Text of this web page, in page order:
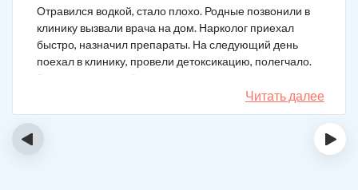
Отравился водкой, стало плохо. Родные позвонили в
клинику вызвали врача на дом. Нарколог приехал
быстро, назначил препараты. На следующий день
поехал в клинику, провели детоксикацию, полегчало.
Записался на реабилитацию, прошел и теперь думаю,
что в рот водку больше не возьму. Так намучался и
испугался.
Читать далее
‹ ›